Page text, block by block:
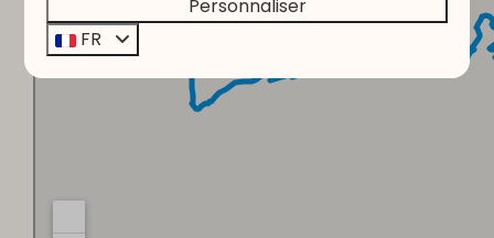
Personnaliser
FR